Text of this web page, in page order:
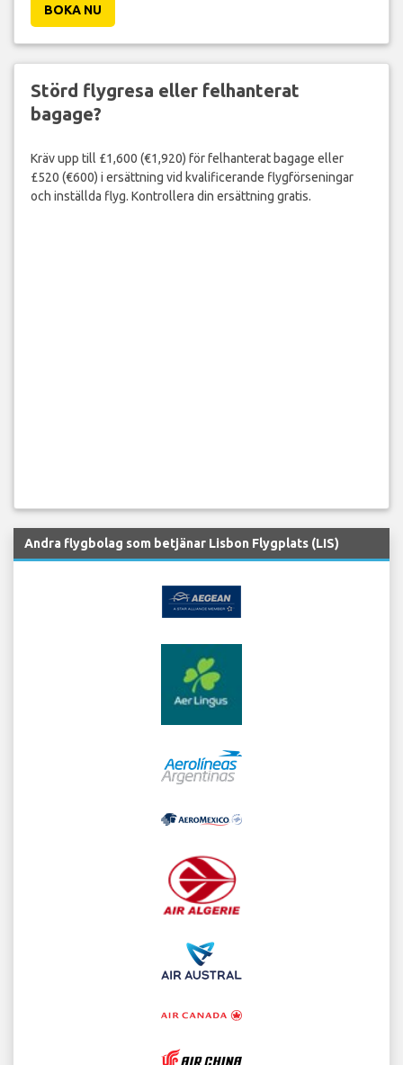
BOKA NU
Störd flygresa eller felhanterat
bagage?
Kräv upp till £1,600 (€1,920) för felhanterat bagage eller
£520 (€600) i ersättning vid kvalificerande flygförseningar
och inställda flyg. Kontrollera din ersättning gratis.
Andra flygbolag som betjänar Lisbon Flygplats (LIS)